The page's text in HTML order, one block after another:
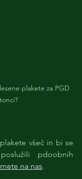
plakete za PGD
všeč in bi se
pdoobnih
na nas.